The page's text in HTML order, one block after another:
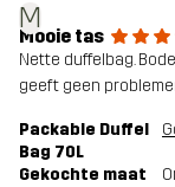
M
Mooie tas
Nette duffelbag.
geeft geen
Packable Duffel
Bag 70L
Gekochte maat